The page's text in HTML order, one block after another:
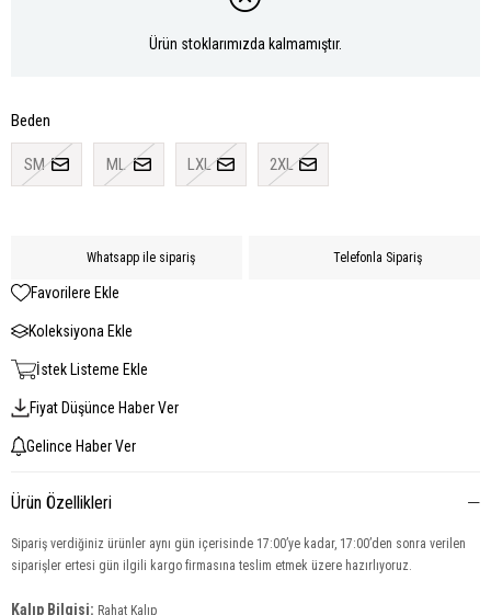
Ürün stoklarımızda kalmamıştır.
Beden
SM ML LXL 2XL
Whatsapp ile sipariş Telefonla Sipariş
Favorilere Ekle
Koleksiyona Ekle
İstek Listeme Ekle
Fiyat Düşünce Haber Ver
Gelince Haber Ver
Ürün Özellikleri
Sipariş verdiğiniz ürünler aynı gün içerisinde 17:00’ye kadar, 17:00’den sonra verilen
siparişler ertesi gün ilgili kargo firmasına teslim etmek üzere hazırlıyoruz.
Kalıp Bilgisi: Rahat Kalıp